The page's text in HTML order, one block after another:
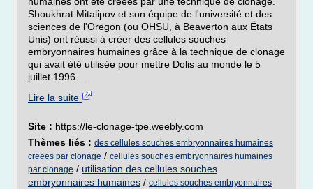
Shoukhrat Mitalipov et son équipe de l'université et des
sciences de l'Oregon (ou OHSU, à Beaverton aux États
Unis) ont réussi à créer des cellules souches
embryonnaires humaines grâce à la technique de clonage
qui avait été utilisée pour mettre Dolis au monde le 5
juillet 1996....
Lire la suite
Site : https://le-clonage-tpe.weebly.com
Thèmes liés : des cellules souches embryonnaires humaines
creees par clonage / cellules souches embryonnaires humaines
par clonage / utilisation des cellules souches
embryonnaires humaines / cellules souches embryonnaires